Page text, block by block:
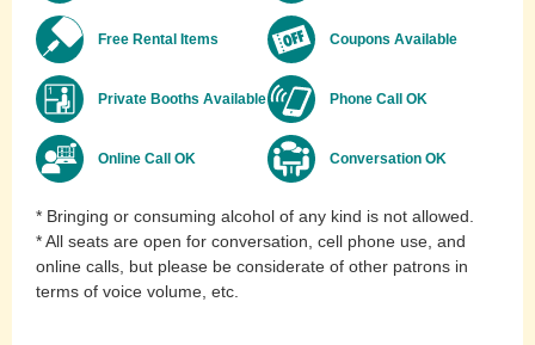
Free Rental Items Coupons Available
Private Booths Available Phone Call OK
Online Call OK Conversation OK
* Bringing or consuming alcohol of any kind is not allowed.
* All seats are open for conversation, cell phone use, and
online calls, but please be considerate of other patrons in
terms of voice volume, etc.